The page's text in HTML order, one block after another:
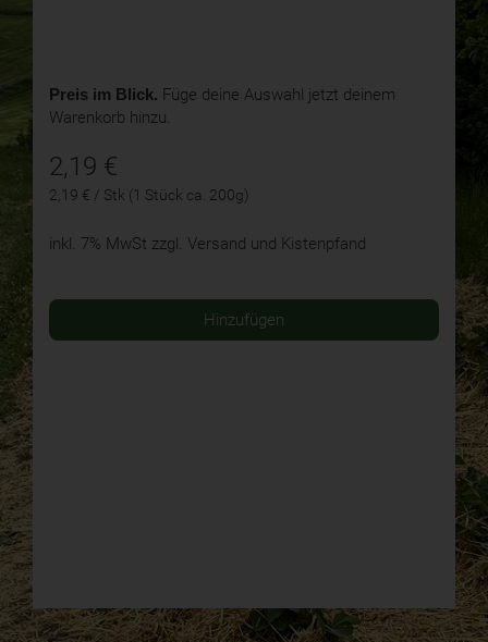
Preis im Blick. Füge deine Auswahl jetzt deinem
Warenkorb hinzu.
2,19 €
2,19 € / Stk (1 Stück ca. 200g)
inkl. 7% MwSt zzgl. Versand und Kistenpfand
Hinzufügen